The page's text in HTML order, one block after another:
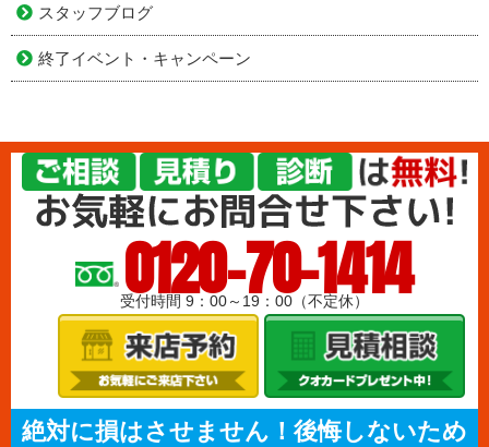
スタッフブログ
終了イベント・キャンペーン
0120-70-1414
受付時間 9：00～19：00（不定休）
絶対に損はさせません！後悔しないため